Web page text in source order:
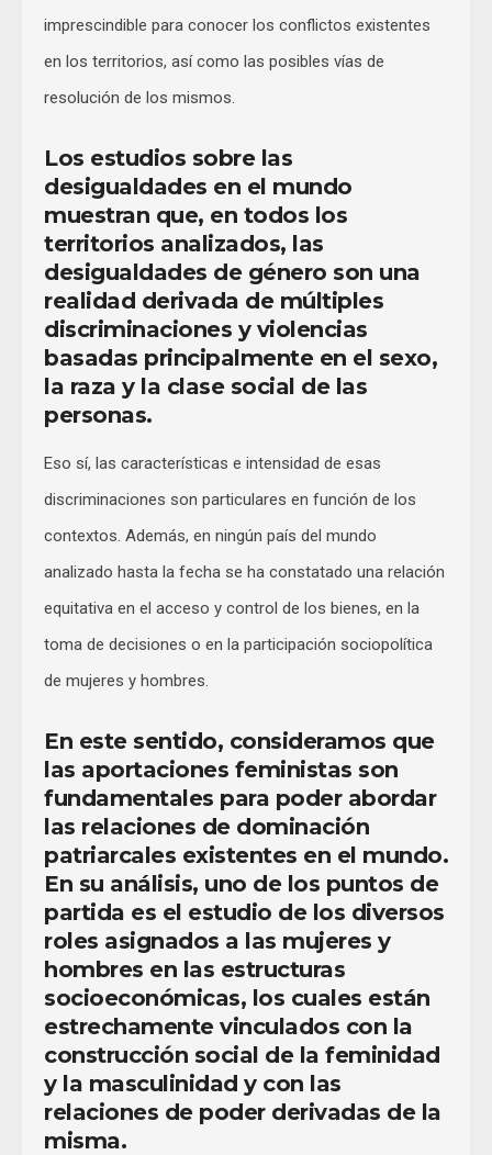
imprescindible para conocer los conflictos existentes
en los territorios, así como las posibles vías de
resolución de los mismos.
Los estudios sobre las
desigualdades en el mundo
muestran que, en todos los
territorios analizados, las
desigualdades de género son una
realidad derivada de múltiples
discriminaciones y violencias
basadas principalmente en el sexo,
la raza y la clase social de las
personas.
Eso sí, las características e intensidad de esas
discriminaciones son particulares en función de los
contextos. Además, en ningún país del mundo
analizado hasta la fecha se ha constatado una relación
equitativa en el acceso y control de los bienes, en la
toma de decisiones o en la participación sociopolítica
de mujeres y hombres.
En este sentido, consideramos que
las aportaciones feministas son
fundamentales para poder abordar
las relaciones de dominación
patriarcales existentes en el mundo.
En su análisis, uno de los puntos de
partida es el estudio de los diversos
roles asignados a las mujeres y
hombres en las estructuras
socioeconómicas, los cuales están
estrechamente vinculados con la
construcción social de la feminidad
y la masculinidad y con las
relaciones de poder derivadas de la
misma.